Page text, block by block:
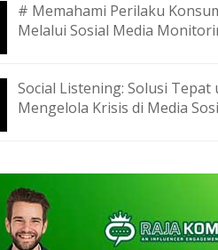
# Memahami Perilaku
Melalui Sosial Media
Social Listening: Solusi Tepat
Mengelola Krisis di Media